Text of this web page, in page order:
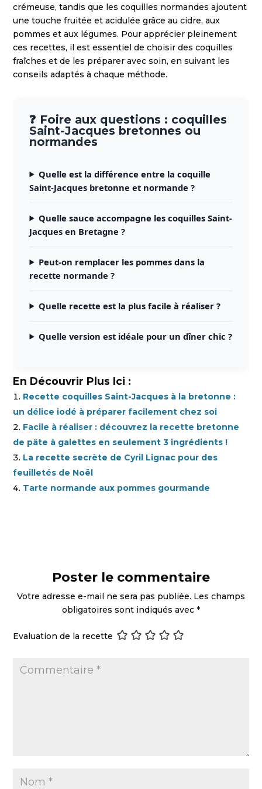
crémeuse, tandis que les coquilles normandes ajoutent
une touche fruitée et acidulée grâce au cidre, aux
pommes et aux légumes. Pour apprécier pleinement
ces recettes, il est essentiel de choisir des coquilles
fraîches et de les préparer avec soin, en suivant les
conseils adaptés à chaque méthode.
❓ Foire aux questions : coquilles
Saint-Jacques bretonnes ou
normandes
Quelle est la différence entre la coquille
Saint-Jacques bretonne et normande ?
Quelle sauce accompagne les coquilles Saint-
Jacques en Bretagne ?
Peut-on remplacer les pommes dans la
recette normande ?
Quelle recette est la plus facile à réaliser ?
Quelle version est idéale pour un dîner chic ?
En Découvrir Plus Ici :
Recette coquilles Saint-Jacques à la bretonne :
un délice iodé à préparer facilement chez soi
Facile à réaliser : découvrez la recette bretonne
de pâte à galettes en seulement 3 ingrédients !
La recette secrète de Cyril Lignac pour des
feuilletés de Noël
Tarte normande aux pommes gourmande
Poster le commentaire
Votre adresse e-mail ne sera pas publiée. Les champs
obligatoires sont indiqués avec *
Evaluation de la recette